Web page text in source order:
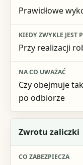
Prawidłowe
Przy realizacji
Czy obejmuje
po odbiorze
Zwrotu zaliczki